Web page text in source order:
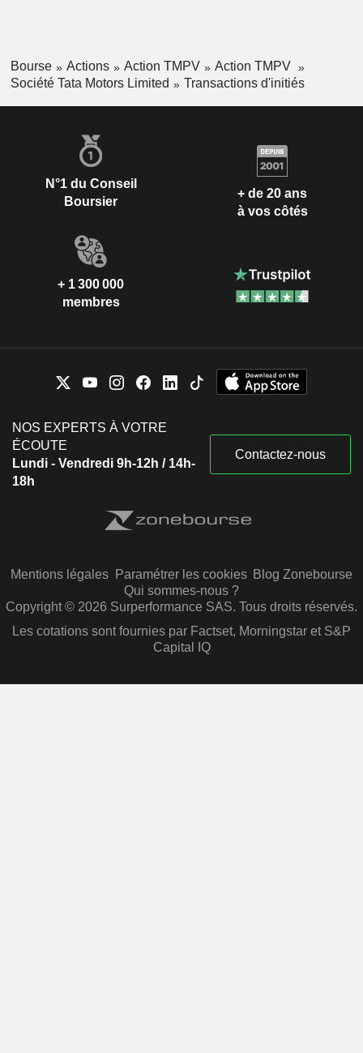
Bourse Actions Action TMPV
Action TMPV
Société Tata Motors Limited
Transactions d'initiés
N°1 du Conseil
Boursier
+ de 20 ans
à vos côtés
+ 1 300 000
membres
NOS EXPERTS À VOTRE
ÉCOUTE
Lundi - Vendredi 9h-12h / 14h-
18h
Contactez-nous
Mentions légales Paramétrer les cookies Blog Zonebourse
Qui sommes-nous ?
Copyright © 2026 Surperformance SAS. Tous droits réservés.
Les cotations sont fournies par Factset, Morningstar et S&P
Capital IQ